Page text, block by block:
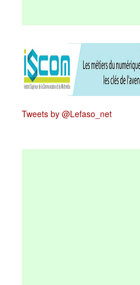
Tweets by @Lefaso_net